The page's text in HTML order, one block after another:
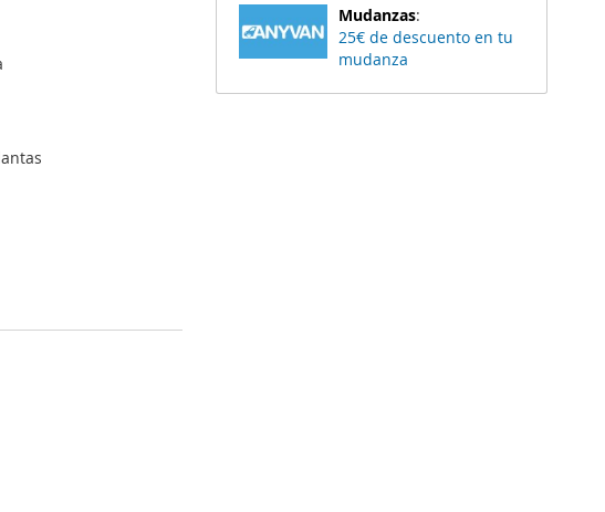
Mudanzas:
25€ de descuento en tu
mudanza